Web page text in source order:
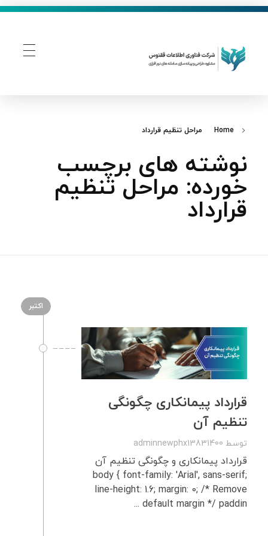
Home مراحل تنظیم قرارداد
نوشته های برچسب
خورده: مراحل تنظیم
قرارداد
اکتبر
قرارداد پیمانکاری چگونگی
تنظیم آن
توسط adminnewphx13831400
قرارداد پیمانکاری و چگونگی تنظیم آن
body { font-family: 'Arial', sans-serif;
line-height: 1.6; margin: 0; /* Remove
default margin */ paddin ...